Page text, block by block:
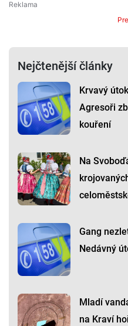
Nejčtenější články
Krvavý
Agresoři
kouření
Na
Gang
Nedávný
Mladí
na Kraví